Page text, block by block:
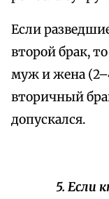
Если
второй брак,
муж и жена
вторичный
допускался.
5. Если